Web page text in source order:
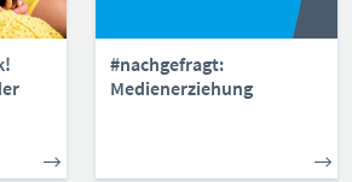
#nachgefragt:
Medienerziehung